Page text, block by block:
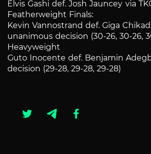
Elvis Gashi def. Josh Jauncey via
Featherweight Finals:
Kevin Vannostrand def. Giga
unanimous decision (30-26, 30-26,
Heavyweight
Guto Inocente def. Benjamin
decision (29-28, 29-28, 29-28)